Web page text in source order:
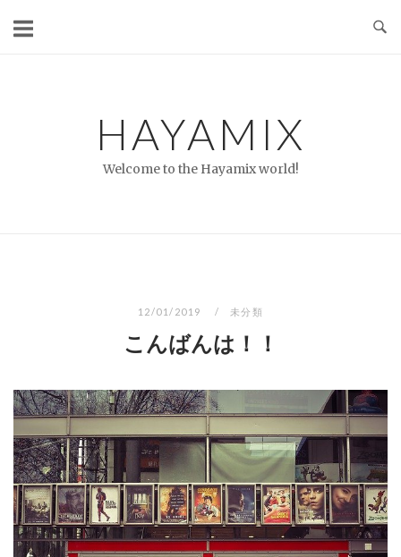
HAYAMIX
Welcome to the Hayamix world!
12/01/2019 未分類
こんばんは！！